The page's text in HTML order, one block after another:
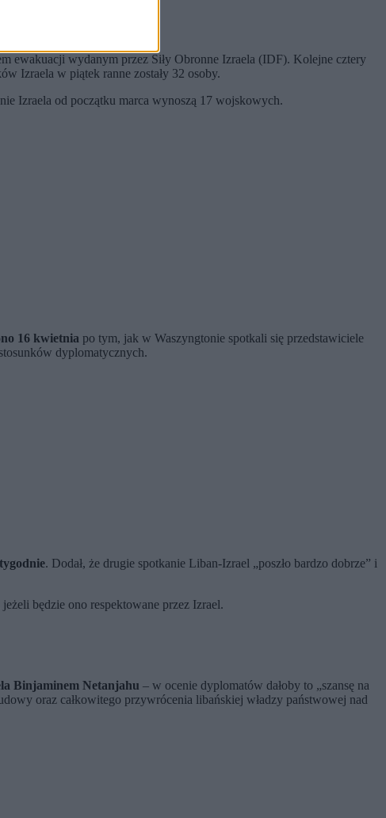
ewakuacji wydanym przez Siły Obronne Izraela (IDF). Kolejne cztery
Izraela w piątek ranne zostały 32 osoby.
Izraela od początku marca wynoszą 17 wojskowych.
16 kwietnia po tym, jak w Waszyngtonie spotkali się przedstawiciele
dyplomatycznych.
. Dodał, że drugie spotkanie Liban-Izrael „poszło bardzo dobrze” i
będzie ono respektowane przez Izrael.
Binjaminem Netanjahu – w ocenie dyplomatów dałoby to „szansę na
oraz całkowitego przywrócenia libańskiej władzy państwowej nad